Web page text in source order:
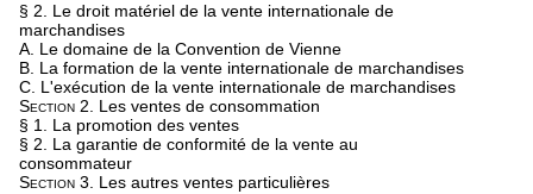
§ 2. Le droit matériel de la vente internationale de
marchandises
A. Le domaine de la Convention de Vienne
B. La formation de la vente internationale de marchandises
C. L'exécution de la vente internationale de marchandises
Section 2.
Les ventes de consommation
§ 1. La promotion des ventes
§ 2. La garantie de conformité de la vente au
consommateur
Section 3.
Les autres ventes particulières